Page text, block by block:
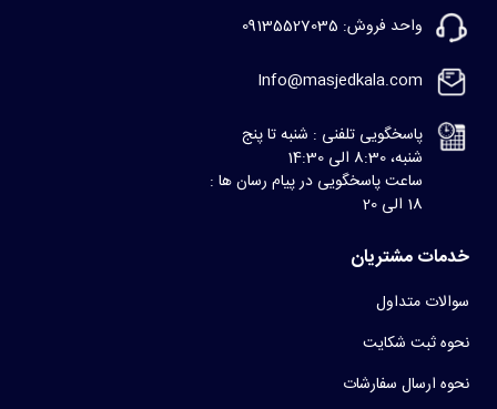
واحد فروش: 09135527035
Info@masjedkala.com
پاسخگویی تلفنی : شنبه تا پنج
شنبه، 8:30 الی 14:30
ساعت پاسخگویی در پیام رسان ها :
18 الی 20
خدمات مشتریان
سوالات متداول
نحوه ثبت شکایت
نحوه ارسال سفارشات